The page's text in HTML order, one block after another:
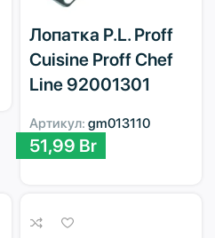
Лопатка P.L. Proff
Cuisine Proff Chef
Line 92001301
Артикул: gm013110
51,99 Br